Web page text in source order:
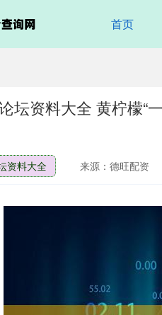
首页
坛资料大全 黄柠檬“
资料大全 来源：德旺配资